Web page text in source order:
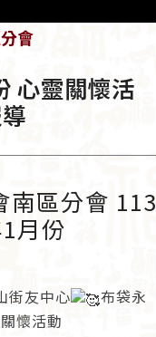
會
心靈關懷活
南區分會 113
月份
街友中心
布袋永
懷活動